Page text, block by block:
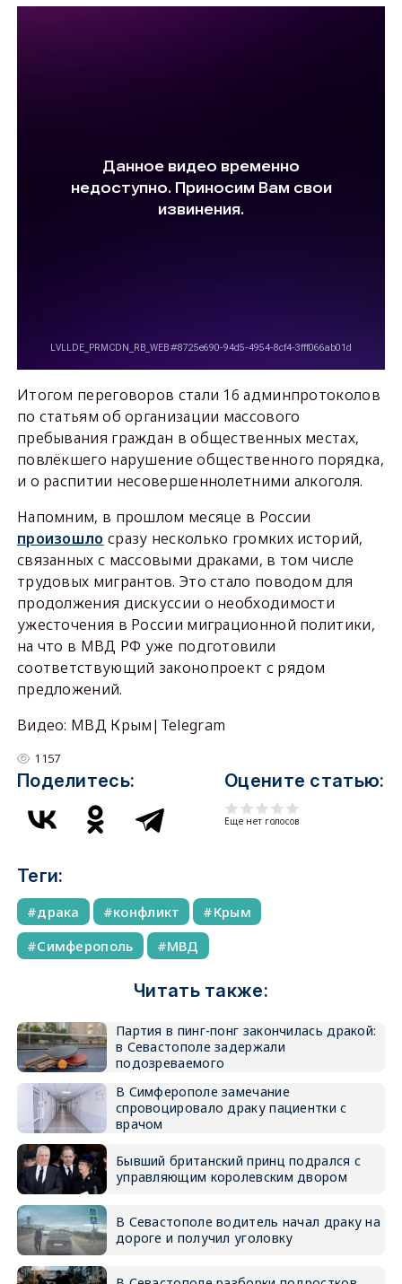
Итогом переговоров стали 16 админпротоколов
по статьям об организации массового
пребывания граждан в общественных местах,
повлёкшего нарушение общественного порядка,
и о распитии несовершеннолетними алкоголя.
Напомним, в прошлом месяце в России
произошло сразу несколько громких историй,
связанных с массовыми драками, в том числе
трудовых мигрантов. Это стало поводом для
продолжения дискуссии о необходимости
ужесточения в России миграционной политики,
на что в МВД РФ уже подготовили
соответствующий законопроект с рядом
предложений.
Видео: МВД Крым|Telegram
1157
Поделитесь: Оцените статью:
Еще нет голосов
Теги:
драка конфликт
Крым
Симферополь
МВД
Читать также:
Партия в пинг-понг закончилась дракой:
в Севастополе задержали
подозреваемого
В Симферополе замечание
спровоцировало драку пациентки с
врачом
Бывший британский принц подрался с
управляющим королевским двором
В Севастополе водитель начал драку на
дороге и получил уголовку